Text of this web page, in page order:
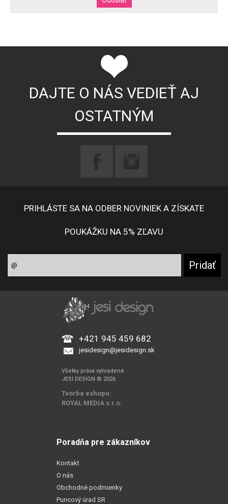
DAJTE O NÁS VEDIEŤ AJ
OSTATNÝM
PRIHLÁSTE SA NA ODBER NOVINIEK A ZÍSKATE
POUKÁŽKU NA 5% ZĽAVU
+421 945 459 682
jesidesign@jesidesign.sk
Všetky práva vyhradené.
JESI DESIGN © 2026
Tvorba eshopu:
ROYAL MEDIA s.r.o.
Poradňa pre zákazníkov
Kontakt
O nás
Obchodné podmienky
Puncový úrad SR